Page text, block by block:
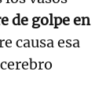
de golpe en
causa esa